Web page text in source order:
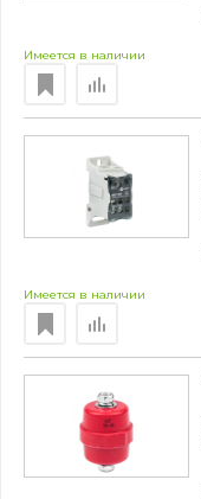
Имеется в наличии
Имеется в наличии